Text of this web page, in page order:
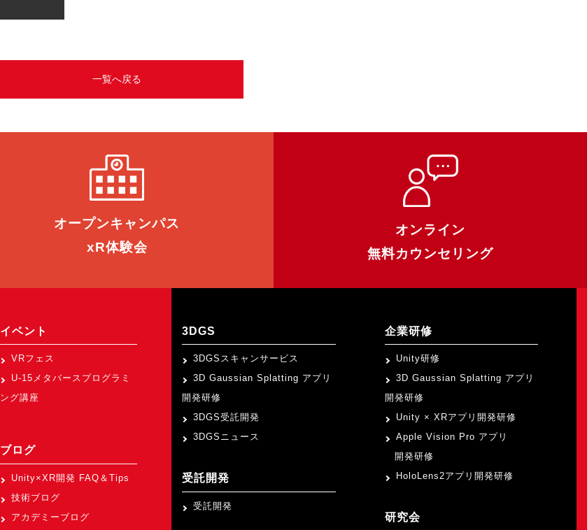
一覧へ戻る
オープンキャンパス
xR体験会
オンライン
無料カウンセリング
イベント
VRフェス
U-15メタバースプログラミ
ング講座
ブログ
Unity×XR開発 FAQ＆Tips
技術ブログ
アカデミーブログ
3DGS
3DGSスキャンサービス
3D Gaussian Splatting アプリ
開発研修
3DGS受託開発
3DGSニュース
受託開発
受託開発
企業研修
Unity研修
3D Gaussian Splatting アプリ
開発研修
Unity × XRアプリ開発研修
Apple Vision Pro アプリ
開発研修
HoloLens2アプリ開発研修
研究会